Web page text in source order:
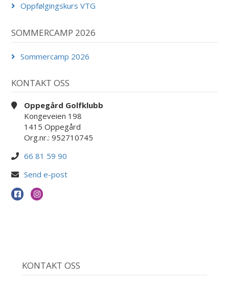
Oppfølgingskurs VTG
SOMMERCAMP 2026
Sommercamp 2026
KONTAKT OSS
Oppegård Golfklubb
Kongeveien 198
1415 Oppegård
Org.nr.: 952710745
66 81 59 90
Send e-post
KONTAKT OSS